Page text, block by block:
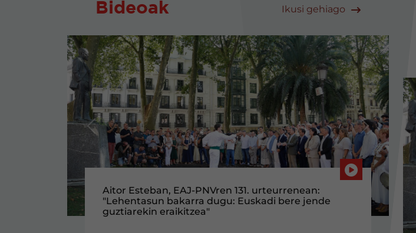
Bideoak Ikusi gehiago
Kongresuan izan dira gaur, Espainiako gobernuari
jarduketa plan zehatz bat eskatzeko Hegoaldeko
Tren Saihesbideak ukituko dituen udalerrientzat
Aurrekoa Hurrengoa